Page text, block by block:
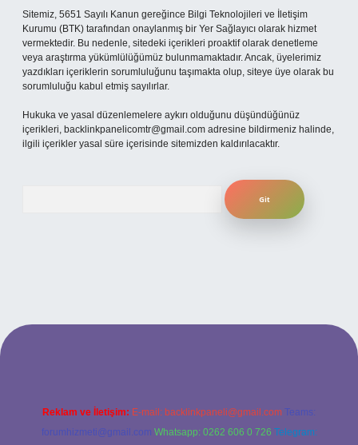
Sitemiz, 5651 Sayılı Kanun gereğince Bilgi Teknolojileri ve İletişim
Kurumu (BTK) tarafından onaylanmış bir Yer Sağlayıcı olarak hizmet
vermektedir. Bu nedenle, sitedeki içerikleri proaktif olarak denetleme
veya araştırma yükümlülüğümüz bulunmamaktadır. Ancak, üyelerimiz
yazdıkları içeriklerin sorumluluğunu taşımakta olup, siteye üye olarak bu
sorumluluğu kabul etmiş sayılırlar.
Hukuka ve yasal düzenlemelere aykırı olduğunu düşündüğünüz
içerikleri, backlinkpanelicomtr@gmail.com adresine bildirmeniz halinde,
ilgili içerikler yasal süre içerisinde sitemizden kaldırılacaktır.
Reklam ve İletişim: E-mail: backlinkpaneli@gmail.com Teams:
forumhizmeti@gmail.com Whatsapp: 0262 606 0 726 Telegram: